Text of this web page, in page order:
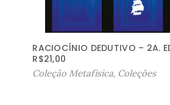
RACIOCÍNIO DEDUTIVO – 2A.
R$21,00
Coleção Metafísica, Coleções